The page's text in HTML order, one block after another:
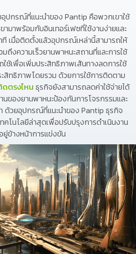
ปกรณ์ที่แนะนำของ Pantip คือพวกเขาใช้
มาพร้อมกับอินเทอร์เฟซที่ใช้งานง่ายและ
ที เมื่อติดตั้งแล้วอุปกรณ์เหล่านี้สามารถให้
ถึงความเร็วยานพาหนะสถานที่และการใช้
ช้เพื่อเพิ่มประสิทธิภาพเส้นทางลดการใช้
สิทธิภาพโดยรวม ด้วยการใช้การติดตาม
ดตรงไหน ธุรกิจยังสามารถลดค่าใช้จ่ายได้
นของยานพาหนะป้องกันการโจรกรรมและ
ด้วยอุปกรณ์ที่แนะนำของ Pantip ธุรกิจ
คโนโลยีล่าสุดเพื่อปรับปรุงการดำเนินงาน
ยู่ข้างหน้าการแข่งขัน